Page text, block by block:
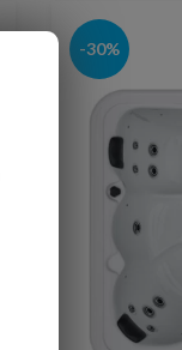
-30%